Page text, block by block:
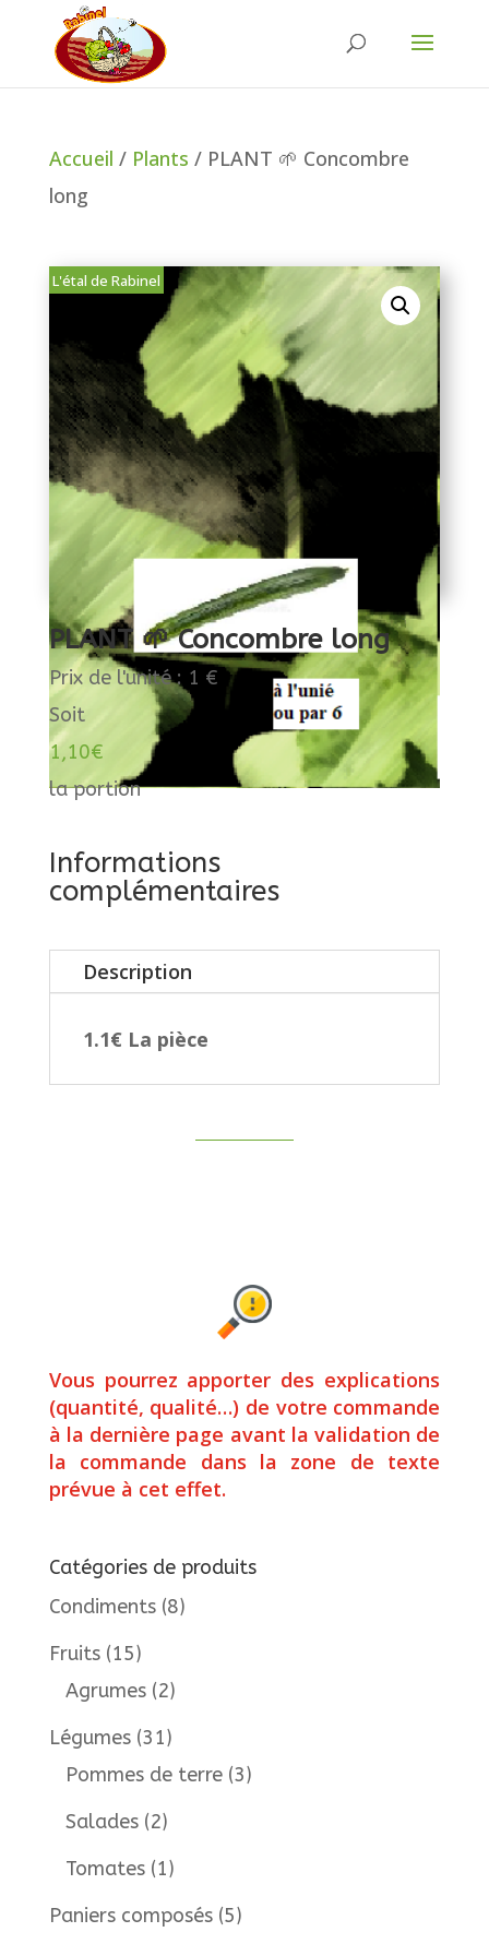
Accueil / Plants / PLANT 🌱 Concombre
long
L'étal de Rabinel
PLANT 🌱 Concombre long
Prix de l'unité : 1 €
Soit
1,10€
la portion
Informations
complémentaires
Description
1.1€ La pièce
Vous pourrez apporter des explications
(quantité, qualité…) de votre commande
à la dernière page avant la validation de
la commande dans la zone de texte
prévue à cet effet.
Catégories de produits
Condiments (8)
Fruits (15)
Agrumes (2)
Légumes (31)
Pommes de terre (3)
Salades (2)
Tomates (1)
Paniers composés (5)